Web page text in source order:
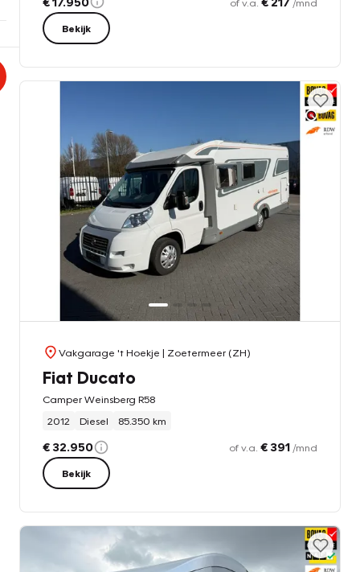
Bekijk
Vakgarage 't Hoekje | Zoetermeer (ZH)
Fiat Ducato
Camper Weinsberg R58
2012
Diesel 85.350 km
€ 32.950 of v.a. € 391 /mnd
Bekijk